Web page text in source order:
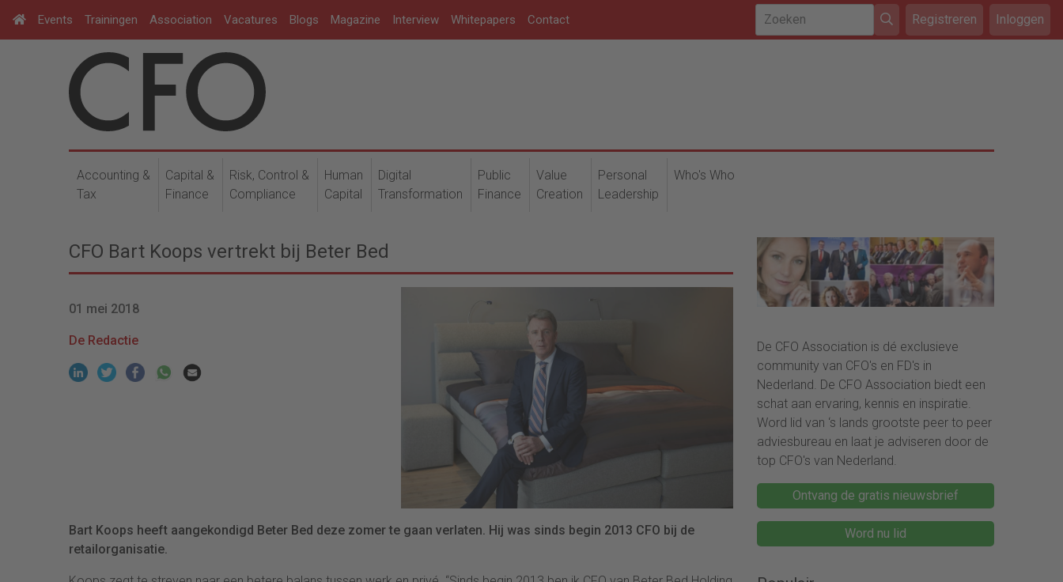
Events Trainingen Association Vacatures Blogs Magazine Interview Whitepapers Contact Registreren Inloggen
Accounting &
Tax
Capital &
Finance
Risk, Control &
Compliance
Human
Capital
Digital
Transformation
Public
Finance
Value
Creation
Personal
Leadership
Who's Who
CFO Bart Koops vertrekt bij Beter Bed
01 mei 2018
De Redactie
Bart Koops heeft aangekondigd Beter Bed deze zomer te gaan verlaten. Hij was sinds begin 2013 CFO bij de
retailorganisatie.
De CFO Association is dé exclusieve
community van CFO's en FD's in
Nederland. De CFO Association biedt een
schat aan ervaring, kennis en inspiratie.
Word lid van ‘s lands grootste peer to peer
adviesbureau en laat je adviseren door de
top CFO's van Nederland.
Ontvang de gratis nieuwsbrief
Word nu lid